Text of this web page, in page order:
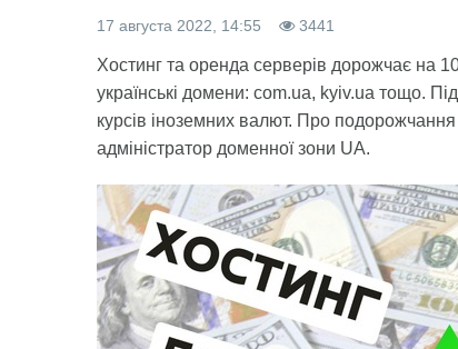
17 августа 2022, 14:55 3441
Хостинг та оренда серверів дорожчає на
українські домени: com.ua, kyiv.ua тощо.
курсів іноземних валют. Про
адміністратор доменної зони UA.